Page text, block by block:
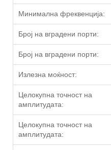
Минимална фреквенција:
Број на вградени порти:
Број на вградени порти:
Излезна моќност:
Целокупна точност на
амплитудата:
Целокупна точност на
амплитудата: